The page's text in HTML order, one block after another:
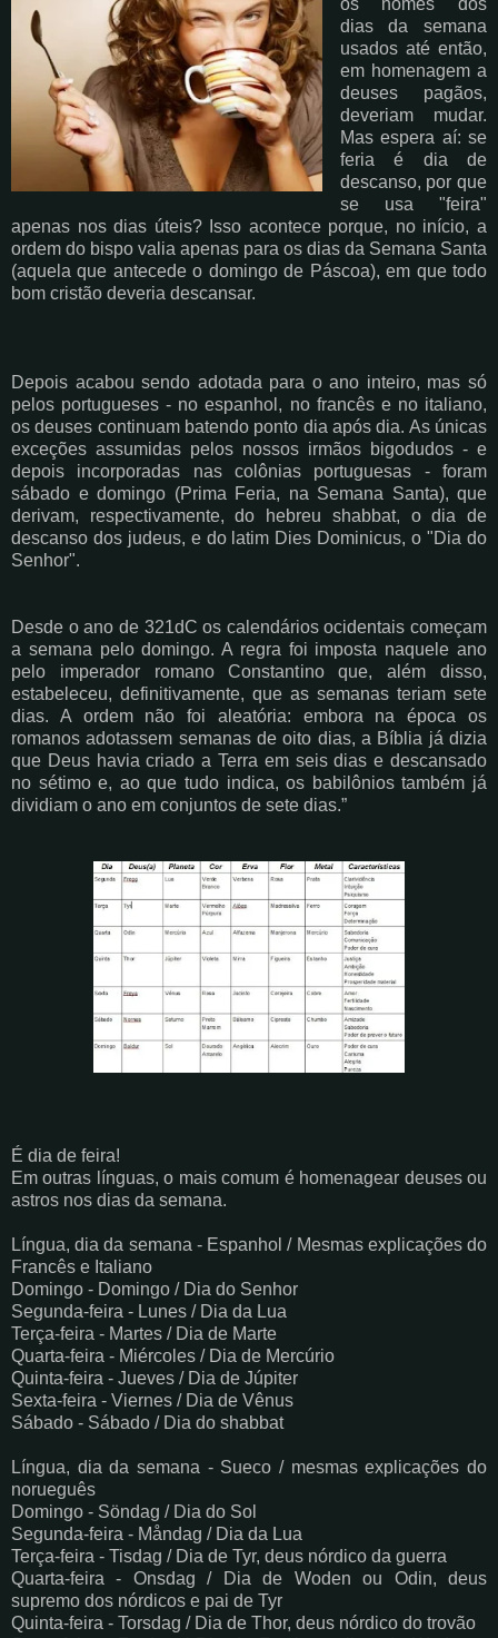
dias da semana
usados até então,
em homenagem a
deuses pagãos,
deveriam mudar.
Mas espera aí: se
feria é dia de
descanso, por que
se usa "feira"
apenas nos dias úteis? Isso acontece porque, no início, a
ordem do bispo valia apenas para os dias da Semana Santa
(aquela que antecede o domingo de Páscoa), em que todo
bom cristão deveria descansar.
Depois acabou sendo adotada para o ano inteiro, mas só
pelos portugueses - no espanhol, no francês e no italiano,
os deuses continuam batendo ponto dia após dia. As únicas
exceções assumidas pelos nossos irmãos bigodudos - e
depois incorporadas nas colônias portuguesas - foram
sábado e domingo (Prima Feria, na Semana Santa), que
derivam, respectivamente, do hebreu shabbat, o dia de
descanso dos judeus, e do latim Dies Dominicus, o "Dia do
Senhor".
Desde o ano de 321dC os calendários ocidentais começam
a semana pelo domingo. A regra foi imposta naquele ano
pelo imperador romano Constantino que, além disso,
estabeleceu, definitivamente, que as semanas teriam sete
dias. A ordem não foi aleatória: embora na época os
romanos adotassem semanas de oito dias, a Bíblia já dizia
que Deus havia criado a Terra em seis dias e descansado
no sétimo e, ao que tudo indica, os babilônios também já
dividiam o ano em conjuntos de sete dias.”
É dia de feira!
Em outras línguas, o mais comum é homenagear deuses ou
astros nos dias da semana.
Língua, dia da semana - Espanhol / Mesmas explicações do
Francês e Italiano
Domingo - Domingo / Dia do Senhor
Segunda-feira - Lunes / Dia da Lua
Terça-feira - Martes / Dia de Marte
Quarta-feira - Miércoles / Dia de Mercúrio
Quinta-feira - Jueves / Dia de Júpiter
Sexta-feira - Viernes / Dia de Vênus
Sábado - Sábado / Dia do shabbat
Língua, dia da semana - Sueco / mesmas explicações do
norueguês
Domingo - Söndag / Dia do Sol
Segunda-feira - Måndag / Dia da Lua
Terça-feira - Tisdag / Dia de Tyr, deus nórdico da guerra
Quarta-feira - Onsdag / Dia de Woden ou Odin, deus
supremo dos nórdicos e pai de Tyr
Quinta-feira - Torsdag / Dia de Thor, deus nórdico do trovão